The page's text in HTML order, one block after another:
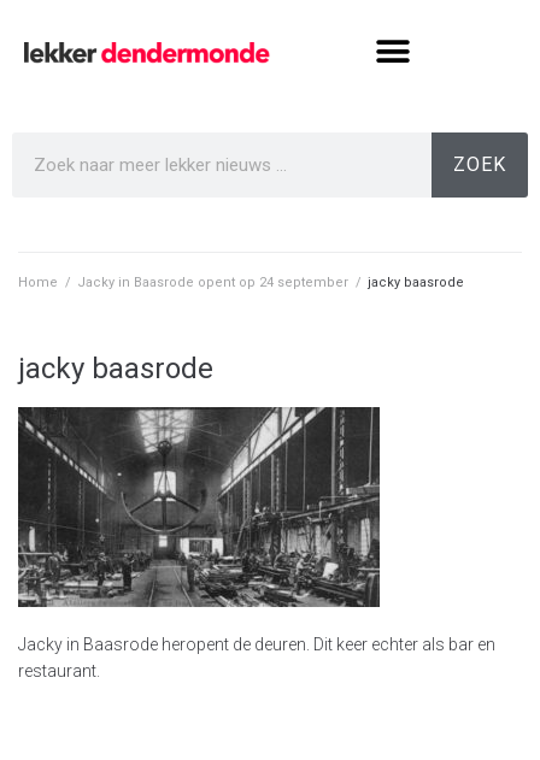
ZOEK
Home / Jacky in Baasrode opent op 24 september / jacky baasrode
jacky baasrode
Jacky in Baasrode heropent de deuren. Dit keer echter als bar en
restaurant.